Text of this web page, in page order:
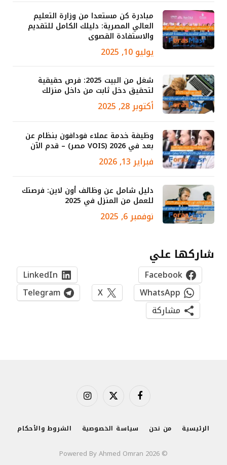
مبادرة كن مستعدا من وزارة التعليم
العالي المصرية: دليلك الكامل للتقديم
والاستفادة القصوى
يوليو 10, 2025
شغل من البيت 2025: فرص حقيقية
لتحقيق دخل ثابت من داخل منزلك
أكتوبر 28, 2025
وظيفة خدمة عملاء فودافون بنظام عن
بعد في 2026 (VOIS مصر) – قدم الآن
فبراير 13, 2026
دليل شامل عن وظائف أون لاين: فرصتك
للعمل من المنزل في 2025
نوفمبر 6, 2025
شاركها علي
Facebook
LinkedIn
WhatsApp
X
Telegram
مشاركة
فيسبوك X الانستغرام
الرئيسية من نحن سياسة الخصوصية الشروط والأحكام
© 2026 Powered By Ahmed Omran